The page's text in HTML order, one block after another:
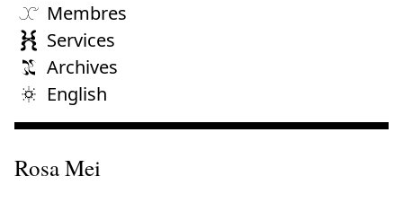
Membres
Services
Archives
English
Rosa Mei